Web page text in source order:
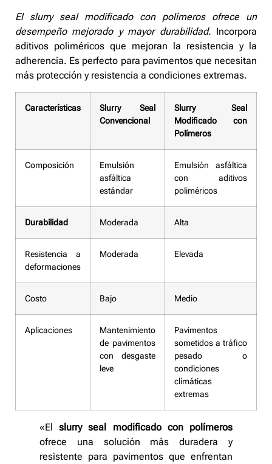
El slurry seal modificado con polímeros ofrece un
desempeño mejorado y mayor durabilidad. Incorpora
aditivos poliméricos que mejoran la resistencia y la
adherencia. Es perfecto para pavimentos que necesitan
más protección y resistencia a condiciones extremas.
Características
Slurry Seal
Convencional
Slurry Seal
Modificado con
Polímeros
Composición
Emulsión
asfáltica
estándar
Emulsión asfáltica
con aditivos
poliméricos
Durabilidad Moderada Alta
Resistencia a
deformaciones
Moderada Elevada
Costo Bajo Medio
Aplicaciones
Mantenimiento
de pavimentos
con desgaste
leve
Pavimentos
sometidos a tráfico
pesado o
condiciones
climáticas
extremas
«Elslurry seal modificado con polímeros
ofrece una solución más duradera y
resistente para pavimentos que enfrentan